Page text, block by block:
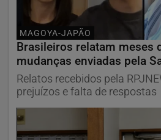
MAGOYA-JAPÃO
Brasileiros relatam meses
mudanças enviadas pela
Relatos recebidos pela
prejuízos e falta de respostas